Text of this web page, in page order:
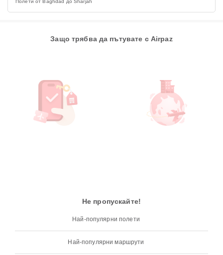
Полети от Baghdad до Sharjah
Защо трябва да пътувате с Airpaz
Не пропускайте!
Най-популярни полети
Най-популярни маршрути